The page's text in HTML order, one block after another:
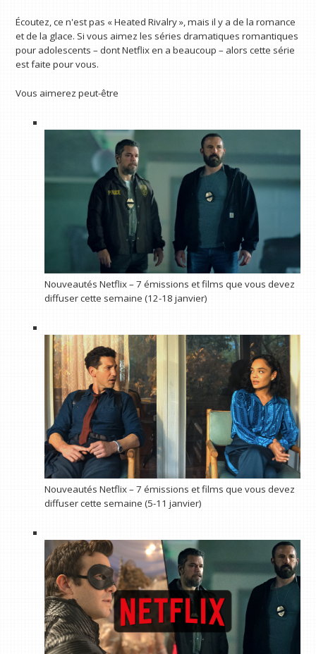
Écoutez, ce n'est pas « Heated Rivalry », mais il y a de la romance
et de la glace. Si vous aimez les séries dramatiques romantiques
pour adolescents – dont Netflix en a beaucoup – alors cette série
est faite pour vous.
Vous aimerez peut-être
Nouveautés Netflix – 7 émissions et films que vous devez
diffuser cette semaine (12-18 janvier)
Nouveautés Netflix – 7 émissions et films que vous devez
diffuser cette semaine (5-11 janvier)